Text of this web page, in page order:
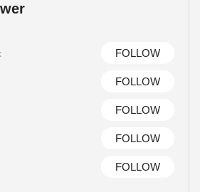
FOLLOW
FOLLOW
FOLLOW
FOLLOW
FOLLOW